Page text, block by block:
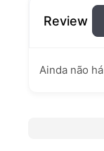
Review
Ainda não